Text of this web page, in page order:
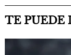
TE PUEDE